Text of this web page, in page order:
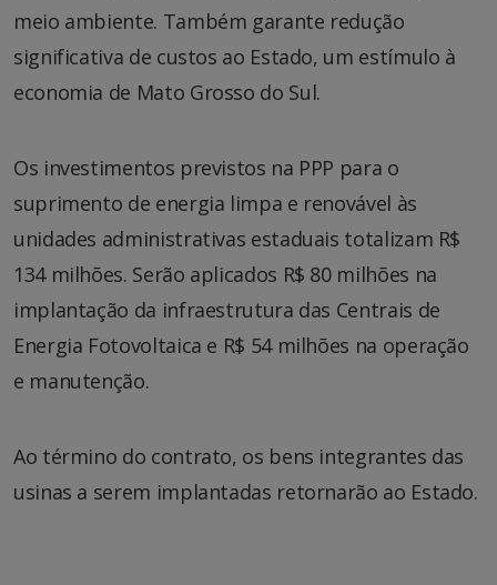
meio ambiente. Também garante redução
significativa de custos ao Estado, um estímulo à
economia de Mato Grosso do Sul.
Os investimentos previstos na PPP para o
suprimento de energia limpa e renovável às
unidades administrativas estaduais totalizam R$
134 milhões. Serão aplicados R$ 80 milhões na
implantação da infraestrutura das Centrais de
Energia Fotovoltaica e R$ 54 milhões na operação
e manutenção.
Ao término do contrato, os bens integrantes das
usinas a serem implantadas retornarão ao Estado.